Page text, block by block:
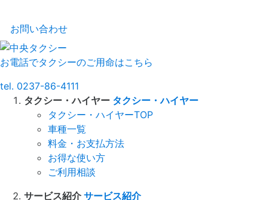
お問い合わせ
お電話でタクシーのご用命はこちら
tel. 0237-86-4111
タクシー・ハイヤー タクシー・ハイヤー
タクシー・ハイヤーTOP
車種一覧
料金・お支払方法
お得な使い方
ご利用相談
サービス紹介 サービス紹介